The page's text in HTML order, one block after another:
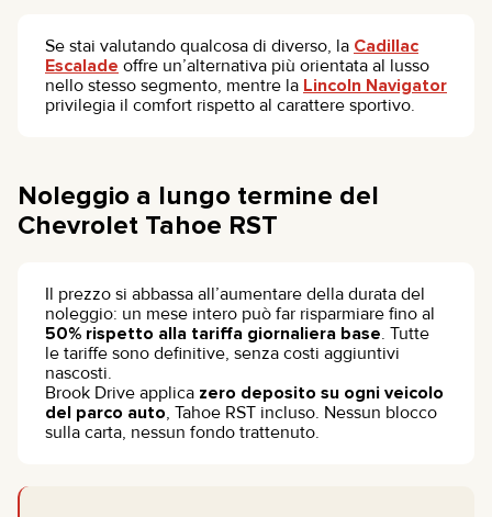
Se stai valutando qualcosa di diverso, la Cadillac
Escalade offre un’alternativa più orientata al lusso
nello stesso segmento, mentre la Lincoln Navigator
privilegia il comfort rispetto al carattere sportivo.
Noleggio a lungo termine del
Chevrolet Tahoe RST
Il prezzo si abbassa all’aumentare della durata del
noleggio: un mese intero può far risparmiare fino al
50% rispetto alla tariffa giornaliera base. Tutte
le tariffe sono definitive, senza costi aggiuntivi
nascosti.
Brook Drive applica zero deposito su ogni veicolo
del parco auto, Tahoe RST incluso. Nessun blocco
sulla carta, nessun fondo trattenuto.